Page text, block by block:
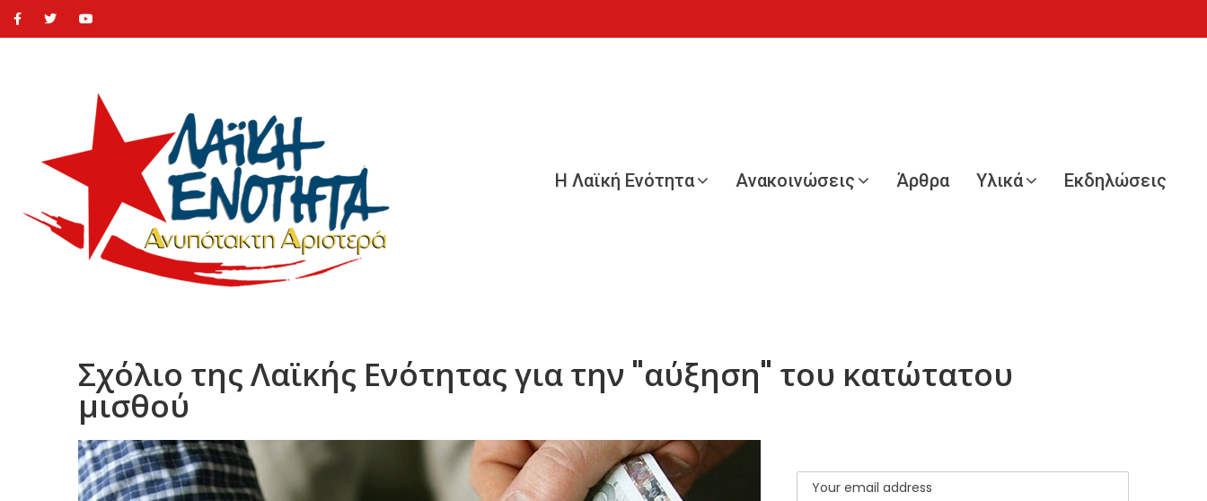
Η Λαϊκή Ενότητα Ανακοινώσεις Άρθρα Υλικά Εκδηλώσεις
Σχόλιο της Λαϊκής Ενότητας για την "αύξηση" του κατώτατου
μισθού